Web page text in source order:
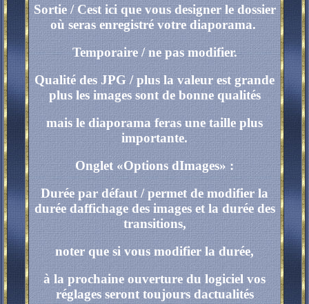
Sortie / Cest ici que vous designer le dossier
où seras enregistré votre diaporama.
Temporaire / ne pas modifier.
Qualité des JPG / plus la valeur est grande
plus les images sont de bonne qualités
mais le diaporama feras une taille plus
importante.
Onglet «Options dImages» :
Durée par défaut / permet de modifier la
durée daffichage des images et la durée des
transitions,
noter que si vous modifier la durée,
à la prochaine ouverture du logiciel vos
réglages seront toujours dactualités